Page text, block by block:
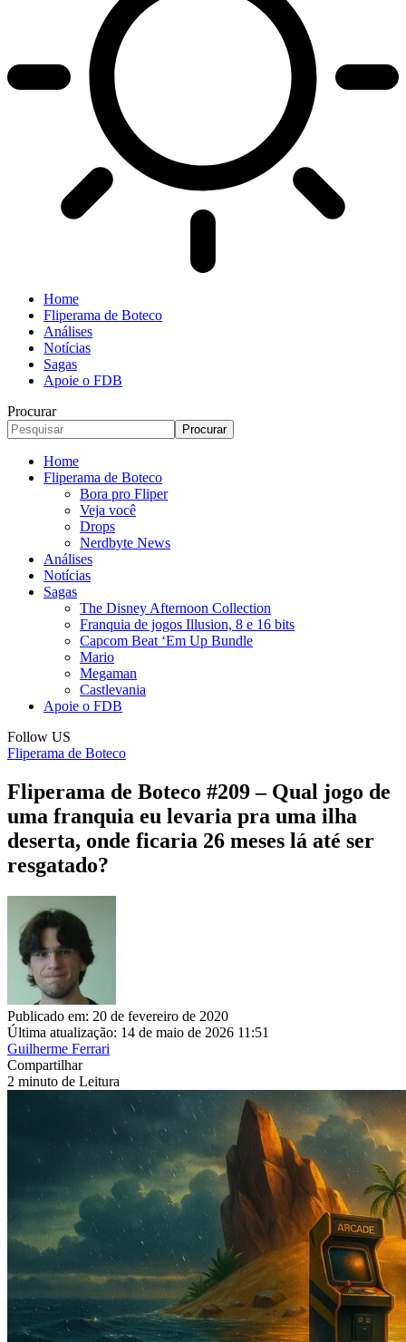
Home
Fliperama de Boteco
Análises
Notícias
Sagas
Apoie o FDB
Procurar
Home
Fliperama de Boteco
Bora pro Fliper
Veja você
Drops
Nerdbyte News
Análises
Notícias
Sagas
The Disney Afternoon Collection
Franquia de jogos Illusion, 8 e 16 bits
Capcom Beat ‘Em Up Bundle
Mario
Megaman
Castlevania
Apoie o FDB
Follow US
Fliperama de Boteco
Fliperama de Boteco #209 – Qual jogo de
uma franquia eu levaria pra uma ilha
deserta, onde ficaria 26 meses lá até ser
resgatado?
Publicado em: 20 de fevereiro de 2020
Última atualização: 14 de maio de 2026 11:51
Guilherme Ferrari
Compartilhar
2 minuto de Leitura